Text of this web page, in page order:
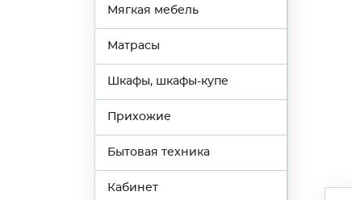
Мягкая мебель
Матрасы
Шкафы, шкафы-купе
Прихожие
Бытовая техника
Кабинет